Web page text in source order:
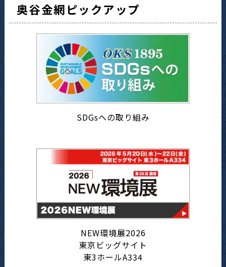
奥谷金網ピックアップ
SDGsへの取り組み
NEW環境展2026
東京ビッグサイト
東3ホールA334